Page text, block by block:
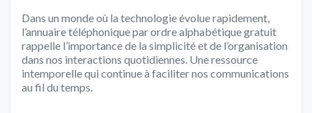
Dans un monde où la technologie évolue rapidement,
l’annuaire téléphonique par ordre alphabétique gratuit
rappelle l’importance de la simplicité et de l’organisation
dans nos interactions quotidiennes. Une ressource
intemporelle qui continue à faciliter nos communications
au fil du temps.